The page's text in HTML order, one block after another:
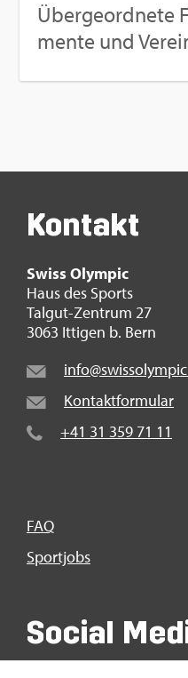
Über­ge­ord­ne­te
men­te und
Kon­takt
Swiss Olym­pic
Haus des Sports
Tal­gut-Zen­trum 27
3063 It­ti­gen b. Bern
Kon­takt­for­mu­lar
+41 31 359 71 11
FAQ
Sport­jobs
So­ci­al